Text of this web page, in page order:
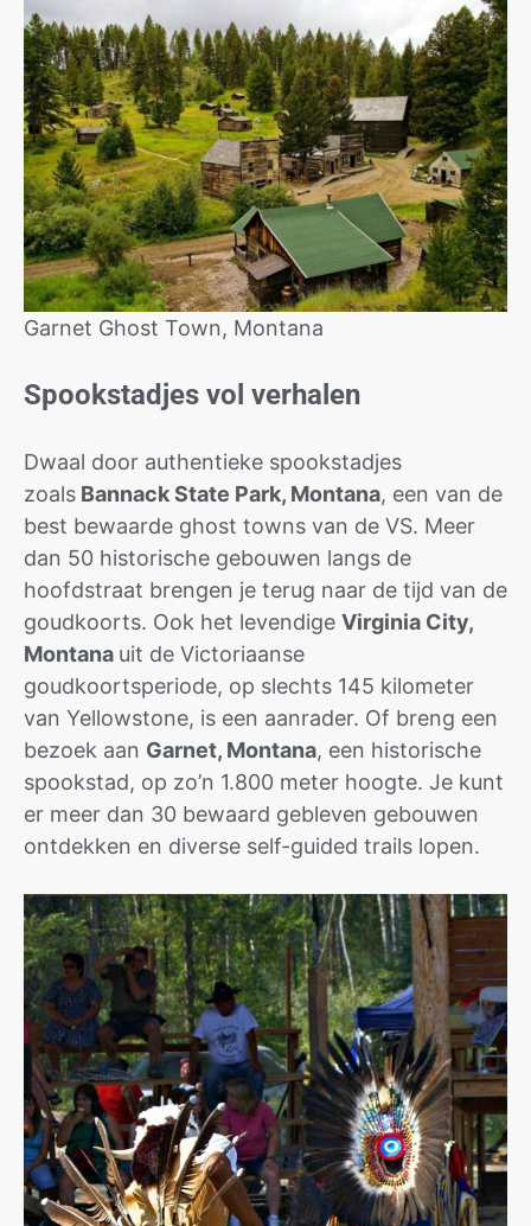
Garnet Ghost Town, Montana
Spookstadjes vol verhalen
Dwaal door authentieke spookstadjes
zoals Bannack State Park, Montana, een van de
best bewaarde ghost towns van de VS. Meer
dan 50 historische gebouwen langs de
hoofdstraat brengen je terug naar de tijd van de
goudkoorts. Ook het levendige Virginia City,
Montana uit de Victoriaanse
goudkoortsperiode, op slechts 145 kilometer
van Yellowstone, is een aanrader. Of breng een
bezoek aan Garnet, Montana, een historische
spookstad, op zo’n 1.800 meter hoogte. Je kunt
er meer dan 30 bewaard gebleven gebouwen
ontdekken en diverse self-guided trails lopen.